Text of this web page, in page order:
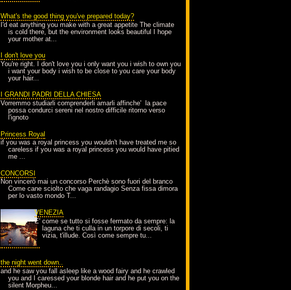
What's the good thing you've prepared today?
I'd eat anything you make with a great appetite The climate
is cold there, but the environment looks beautiful I hope
your mother at...
I don't love you
You're right. I don't love you i only want you i wish to own you
i want your body i wish to be close to you care your body
your hair...
I GRANDI PADRI DELLA CHIESA
Vorremmo studiarli comprenderli amarli affinche' la pace
possa condurci sereni nel nostro difficile ritorno verso
l'ignoto
Princess Royal
if you was a royal princess you wouldn't have treated me so
careless if you was a royal princess you would have pitied
me ...
CONCORSI
Non vincerò mai un concorso Perchè sono fuori del branco
Come cane sciolto che vaga randagio Senza fissa dimora
per lo vasto mondo T...
VENEZIA
E' come se tutto si fosse fermato da sempre: la
laguna che ti culla in un torpore di secoli, ti
vizia, t'illude. Così come sempre tu...
the night went down..
and he saw you fall asleep like a wood fairy and he crawled
you and I caressed your blonde hair and he put you on the
silent Morpheu...